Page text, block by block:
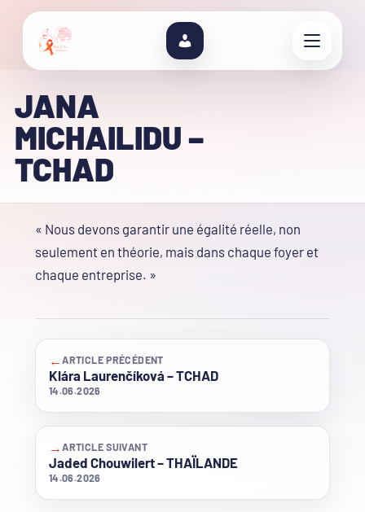
JANA
MICHAILIDU –
TCHAD
« Nous devons garantir une égalité réelle, non
seulement en théorie, mais dans chaque foyer et
chaque entreprise. »
←ARTICLE PRÉCÉDENT
Klára Laurenčíková – TCHAD
14.06.2026
→ARTICLE SUIVANT
Jaded Chouwilert – THAÏLANDE
14.06.2026